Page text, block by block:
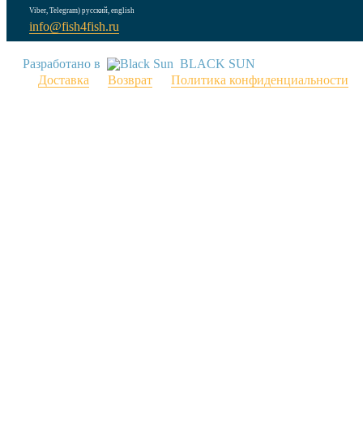
Viber, Telegram) русский, english
info@fish4fish.ru
Разработано в
BLACK SUN
Доставка
Возврат Политика конфиденциальности